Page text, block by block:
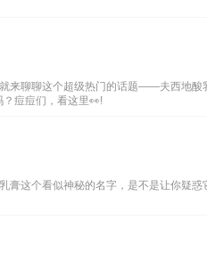
来聊聊这个超级热门的话题——夫西地酸
痘痘们，看这里👀!
膏这个看似神秘的名字，是不是让你疑惑